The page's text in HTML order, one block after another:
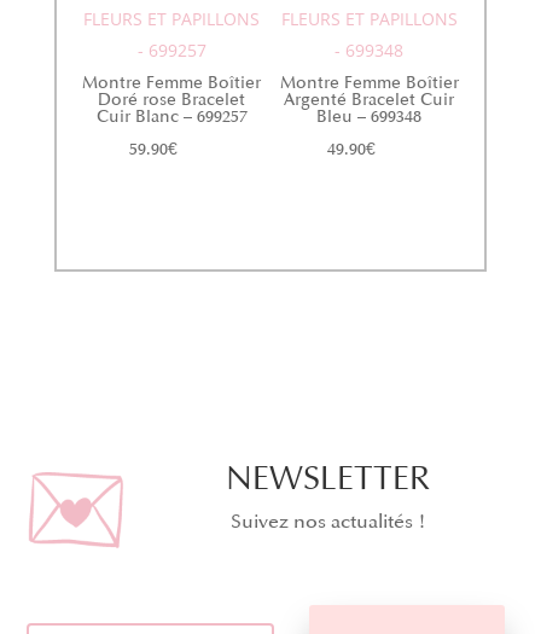
FLEURS ET PAPILLONS
- 699257
Montre Femme Boîtier
Doré rose Bracelet
Cuir Blanc – 699257
59.90€
FLEURS ET PAPILLONS
- 699348
Montre Femme Boîtier
Argenté Bracelet Cuir
Bleu – 699348
49.90€
NEWSLETTER
Suivez nos actualités !